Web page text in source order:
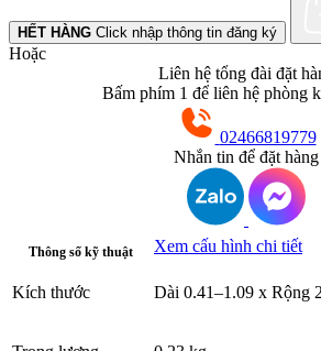
HẾT HÀNG Click nhập thông tin đăng ký
Hoặc
Liên hệ tổng đài đặt
Bấm phím 1 để liên hệ phòng
02466819779
Nhắn tin để đặt hàng
Thông số kỹ thuật Xem cấu hình chi tiết
Kích thước Dài 0.41–1.09 x Rộng